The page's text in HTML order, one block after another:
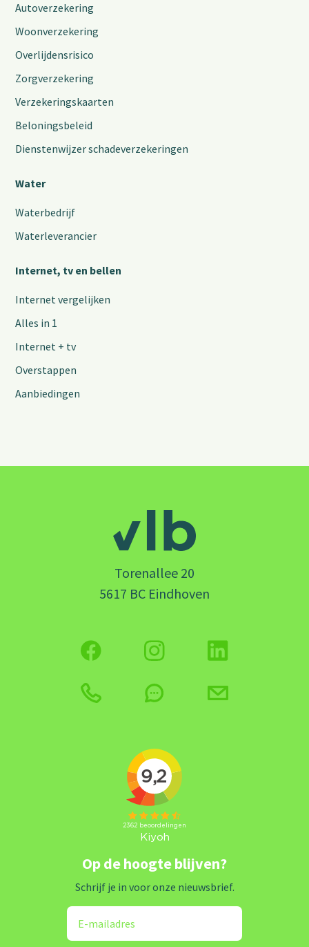
Autoverzekering
Woonverzekering
Overlijdensrisico
Zorgverzekering
Verzekeringskaarten
Beloningsbeleid
Dienstenwijzer schadeverzekeringen
Water
Waterbedrijf
Waterleverancier
Internet, tv en bellen
Internet vergelijken
Alles in 1
Internet + tv
Overstappen
Aanbiedingen
Torenallee 20
5617 BC Eindhoven
Op de hoogte blijven?
Schrijf je in voor onze nieuwsbrief.